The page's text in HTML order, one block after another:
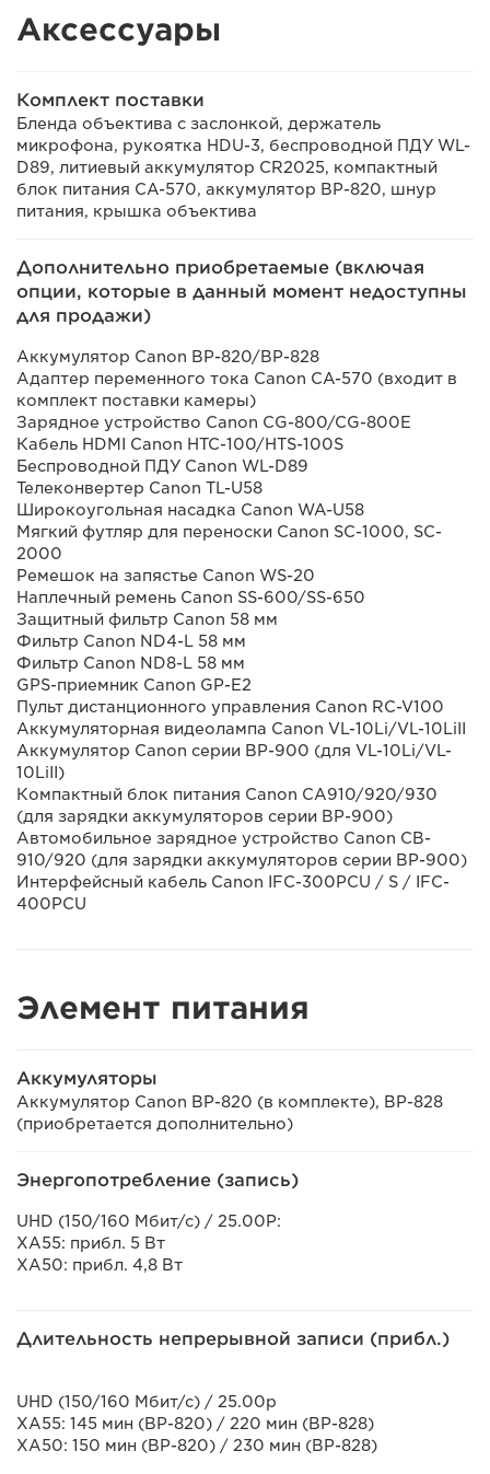
Аксессуары
Комплект поставки
Бленда объектива с заслонкой, держатель
микрофона, рукоятка HDU-3, беспроводной ПДУ WL-
D89, литиевый аккумулятор CR2025, компактный
блок питания CA-570, аккумулятор BP-820, шнур
питания, крышка объектива
Дополнительно приобретаемые (включая
опции, которые в данный момент недоступны
для продажи)
Аккумулятор Canon BP-820/BP-828
Адаптер переменного тока Canon CA-570 (входит в
комплект поставки камеры)
Зарядное устройство Canon CG-800/CG-800E
Кабель HDMI Canon HTC-100/HTS-100S
Беспроводной ПДУ Canon WL-D89
Телеконвертер Canon TL-U58
Широкоугольная насадка Canon WA-U58
Мягкий футляр для переноски Canon SC-1000, SC-
2000
Ремешок на запястье Canon WS-20
Наплечный ремень Canon SS-600/SS-650
Защитный фильтр Canon 58 мм
Фильтр Canon ND4-L 58 мм
Фильтр Canon ND8-L 58 мм
GPS-приемник Canon GP-E2
Пульт дистанционного управления Canon RC-V100
Аккумуляторная видеолампа Canon VL-10Li/VL-10LiII
Аккумулятор Canon серии BP-900 (для VL-10Li/VL-
10LiII)
Компактный блок питания Canon CA910/920/930
(для зарядки аккумуляторов серии BP-900)
Автомобильное зарядное устройство Canon CB-
910/920 (для зарядки аккумуляторов серии BP-900)
Интерфейсный кабель Canon IFC-300PCU / S / IFC-
400PCU
Элемент питания
Аккумуляторы
Аккумулятор Canon BP-820 (в комплекте), BP-828
(приобретается дополнительно)
Энергопотребление (запись)
UHD (150/160 Мбит/с) / 25.00P:
XA55: прибл. 5 Вт
XA50: прибл. 4,8 Вт
Длительность непрерывной записи (прибл.)
UHD (150/160 Мбит/с) / 25.00p
XA55: 145 мин (BP-820) / 220 мин (BP-828)
XA50: 150 мин (BP-820) / 230 мин (BP-828)